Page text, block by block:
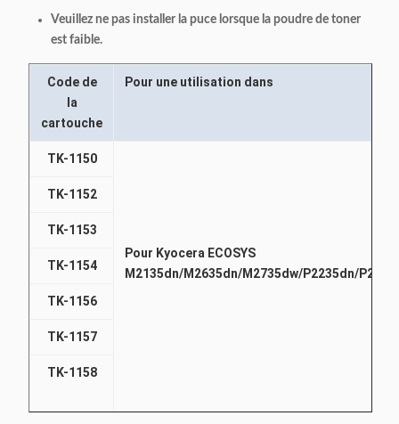
Veuillez ne pas installer la puce lorsque la poudre de toner
est faible.
Code de
la
cartouche
Pour une utilisation dans
TK-1150
Pour Kyocera ECOSYS
M2135dn/M2635dn/M2735dw/P2235dn/
TK-1152
TK-1153
TK-1154
TK-1156
TK-1157
TK-1158